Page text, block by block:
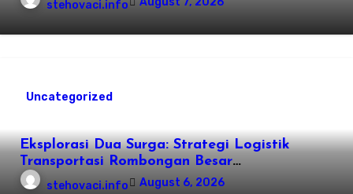
stehovaci.info
Uncategorized
Eksplorasi Dua Surga: Strategi Logistik
Transportasi Rombongan Besar
Menggunakan Microbus
stehovaci.info August 6, 2026